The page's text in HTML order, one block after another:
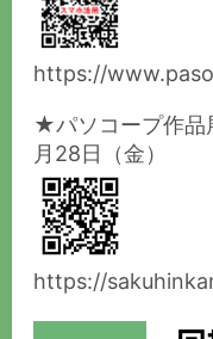
https://
★パソコープ作
月28日（金）
https://